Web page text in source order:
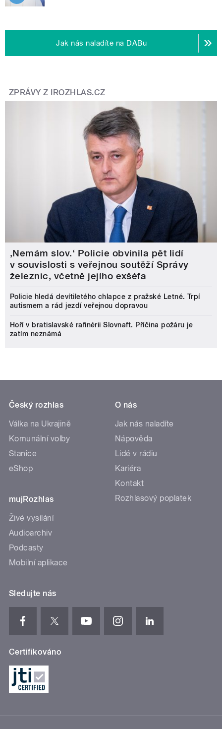
Jak nás naladíte na DABu
ZPRÁVY Z IROZHLAS.CZ
‚Nemám slov.‘ Policie obvinila pět lidí
v souvislosti s veřejnou soutěží Správy
železnic, včetně jejího exšéfa
Policie hledá devítiletého chlapce z pražské Letné. Trpí
autismem a rád jezdí veřejnou dopravou
Hoří v bratislavské rafinérii Slovnaft. Příčina požáru je
zatím neznámá
Český rozhlas
Válka na Ukrajině
Komunální volby
Stanice
eShop
mujRozhlas
Živé vysílání
Audioarchiv
Podcasty
Mobilní aplikace
O nás
Jak nás naladíte
Nápověda
Lidé v rádiu
Kariéra
Kontakt
Rozhlasový poplatek
Sledujte nás
Certifikováno